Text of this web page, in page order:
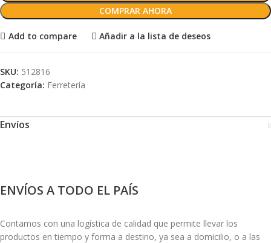
COMPRAR AHORA
Add to compare Añadir a la lista de deseos
SKU: 512816
Categoría: Ferretería
Envíos
ENVÍOS A TODO EL PAÍS
Contamos con una logística de calidad que permite llevar los
productos en tiempo y forma a destino, ya sea a domicilio, o a las